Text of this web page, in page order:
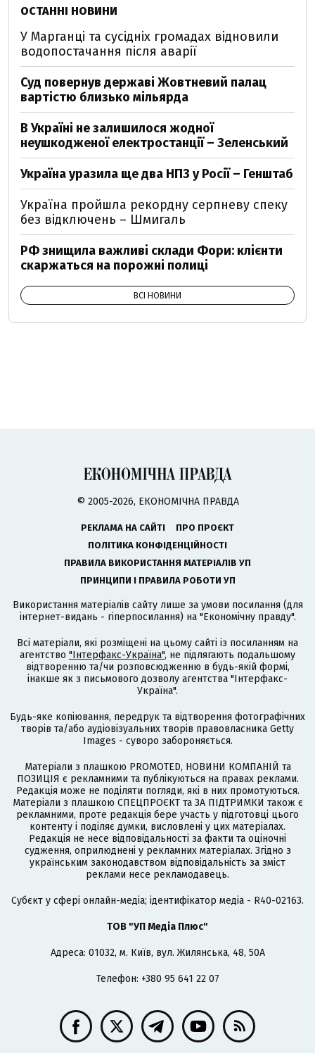
ОСТАННІ НОВИНИ
У Марганці та сусідніх громадах відновили
водопостачання після аварії
Суд повернув державі Жовтневий палац
вартістю близько мільярда
В Україні не залишилося жодної
неушкодженої електростанції – Зеленський
Україна уразила ще два НПЗ у Росії – Генштаб
Україна пройшла рекордну серпневу спеку
без відключень – Шмигаль
РФ знищила важливі склади Фори: клієнти
скаржаться на порожні полиці
ВСІ НОВИНИ
© 2005-2026, ЕКОНОМІЧНА ПРАВДА
РЕКЛАМА НА САЙТІ
ПРО ПРОЄКТ
ПОЛІТИКА КОНФІДЕНЦІЙНОСТІ
ПРАВИЛА ВИКОРИСТАННЯ МАТЕРІАЛІВ УП
ПРИНЦИПИ І ПРАВИЛА РОБОТИ УП
Використання матеріалів сайту лише за умови посилання (для
інтернет-видань - гіперпосилання) на "Економічну правду".
Всі матеріали, які розміщені на цьому сайті із посиланням на
агентство "Інтерфакс-Україна", не підлягають подальшому
відтворенню та/чи розповсюдженню в будь-якій формі,
інакше як з письмового дозволу агентства "Інтерфакс-
Україна".
Будь-яке копіювання, передрук та відтворення фотографічних
творів та/або аудіовізуальних творів правовласника Getty
Images - суворо забороняється.
Матеріали з плашкою PROMOTED, НОВИНИ КОМПАНІЙ та
ПОЗИЦІЯ є рекламними та публікуються на правах реклами.
Редакція може не поділяти погляди, які в них промотуються.
Матеріали з плашкою СПЕЦПРОЄКТ та ЗА ПІДТРИМКИ також є
рекламними, проте редакція бере участь у підготовці цього
контенту і поділяє думки, висловлені у цих матеріалах.
Редакція не несе відповідальності за факти та оціночні
судження, оприлюднені у рекламних матеріалах. Згідно з
українським законодавством відповідальність за зміст
реклами несе рекламодавець.
Cубєкт у сфері онлайн-медіа; ідентифікатор медіа - R40-02163.
ТОВ "УП Медіа Плюс"
Адреса: 01032, м. Київ, вул. Жилянська, 48, 50А
Телефон: +380 95 641 22 07